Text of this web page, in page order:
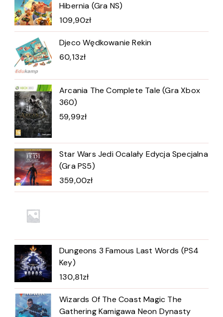
Hibernia (Gra NS)
109,90zł
Djeco Wędkowanie Rekin
60,13zł
Arcania The Complete Tale (Gra Xbox
360)
59,99zł
Star Wars Jedi Ocalały Edycja Specjalna
(Gra PS5)
359,00zł
Dungeons 3 Famous Last Words (PS4
Key)
130,81zł
Wizards Of The Coast Magic The
Gathering Kamigawa Neon Dynasty